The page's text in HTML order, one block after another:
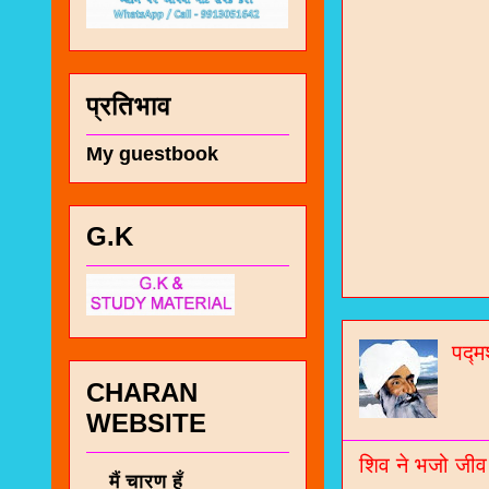
शिव ने भजो जीव
प्रतिभाव
My guestbook
G.K
CHARAN
WEBSITE
मैं चारण हूँ